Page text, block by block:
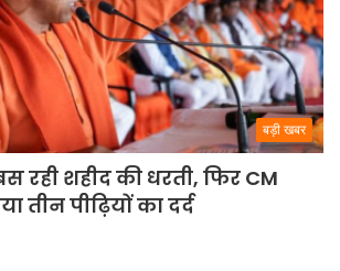
बड़ी खबर
रही शहीद की धरती, फिर CM
तीन पीढ़ियों का दर्द